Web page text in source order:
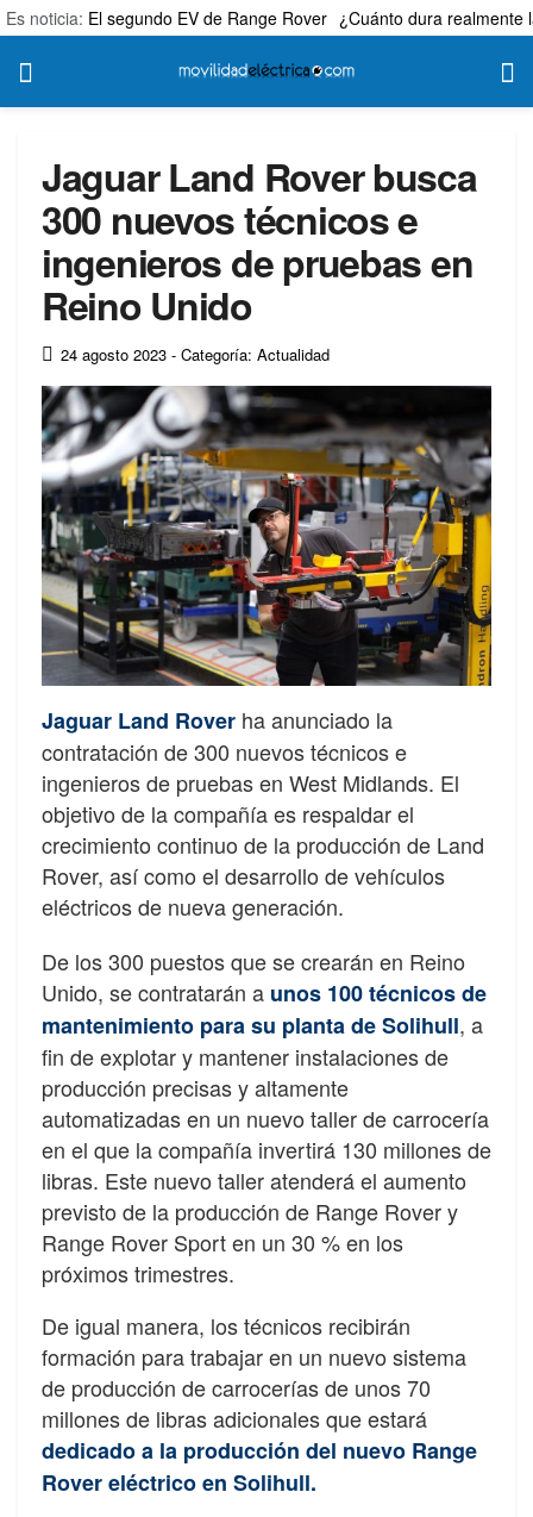
Es noticia: El segundo EV de Range Rover ¿Cuánto dura realmente
Jaguar Land Rover busca
300 nuevos técnicos e
ingenieros de pruebas en
Reino Unido
24 agosto 2023 - Categoría: Actualidad
Jaguar Land Rover ha anunciado la
contratación de 300 nuevos técnicos e
ingenieros de pruebas en West Midlands. El
objetivo de la compañía es respaldar el
crecimiento continuo de la producción de Land
Rover, así como el desarrollo de vehículos
eléctricos de nueva generación.
De los 300 puestos que se crearán en Reino
Unido, se contratarán a unos 100 técnicos de
mantenimiento para su planta de Solihull, a
fin de explotar y mantener instalaciones de
producción precisas y altamente
automatizadas en un nuevo taller de carrocería
en el que la compañía invertirá 130 millones de
libras. Este nuevo taller atenderá el aumento
previsto de la producción de Range Rover y
Range Rover Sport en un 30 % en los
próximos trimestres.
De igual manera, los técnicos recibirán
formación para trabajar en un nuevo sistema
de producción de carrocerías de unos 70
millones de libras adicionales que estará
dedicado a la producción del nuevo Range
Rover eléctrico en Solihull.